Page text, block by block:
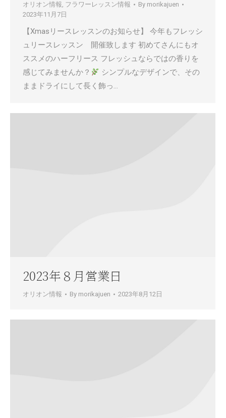
オリオン情報, フラワーレッスン情報 By morikajuen
2023年11月7日
【Xmasリースレッスンのお知らせ】 今年もフレッシ
ュリースレッスン 開催致します 初めてさんにもオ
ススメのハーフリース フレッシュならではの香りを
感じてみませんか？
シンプルなデザインで、その
ままドライにして長く飾っ…
2023年８月営業日
オリオン情報 By morikajuen 2023年8月12日